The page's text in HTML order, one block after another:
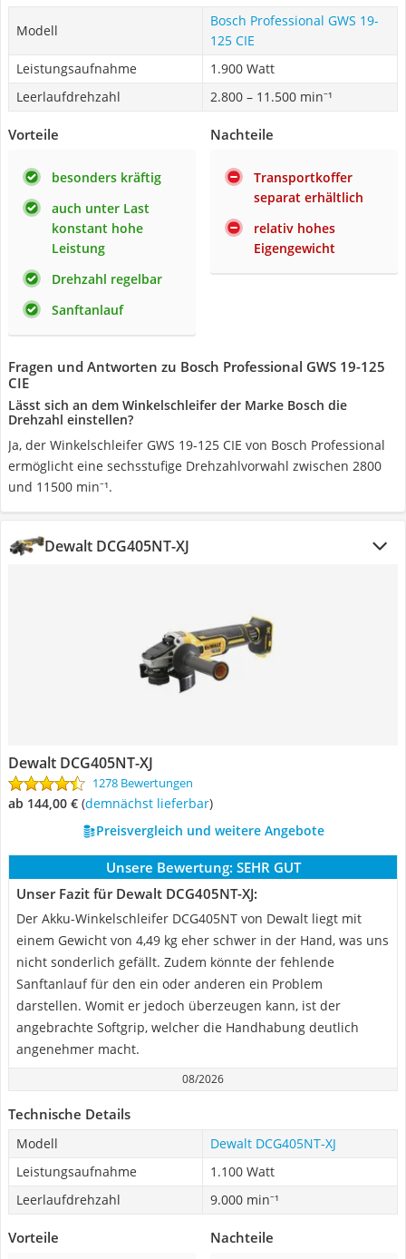
Modell
Bosch Professional GWS 19-
125 CIE
Leistungsaufnahme
1.900 Watt
Leerlaufdrehzahl
2.800 – 11.500 min⁻¹
Vorteile
besonders kräftig
auch unter Last
konstant hohe
Leistung
Drehzahl regelbar
Sanftanlauf
Nachteile
Transportkoffer
separat erhältlich
relativ hohes
Eigengewicht
Fragen und Antworten zu Bosch Professional GWS 19-125
CIE
Lässt sich an dem Winkelschleifer der Marke Bosch die
Drehzahl einstellen?
Ja, der Winkelschleifer GWS 19-125 CIE von Bosch Professional
ermöglicht eine sechsstufige Drehzahlvorwahl zwischen 2800
und 11500 min⁻¹.
Dewalt DCG405NT-XJ
Dewalt DCG405NT-XJ
1278 Bewertungen
ab 144,00 € ( Demnächst lieferbar)
Preisvergleich und weitere Angebote
Unsere Bewertung: SEHR GUT
Unser Fazit für Dewalt DCG405NT-XJ:
Der Akku-Winkelschleifer DCG405NT von Dewalt liegt mit
einem Gewicht von 4,49 kg eher schwer in der Hand, was uns
nicht sonderlich gefällt. Zudem könnte der fehlende
Sanftanlauf für den ein oder anderen ein Problem
darstellen. Womit er jedoch überzeugen kann, ist der
angebrachte Softgrip, welcher die Handhabung deutlich
angenehmer macht.
08/2026
Technische Details
Modell
Dewalt DCG405NT-XJ
Leistungsaufnahme
1.100 Watt
Leerlaufdrehzahl
9.000 min⁻¹
Vorteile Nachteile